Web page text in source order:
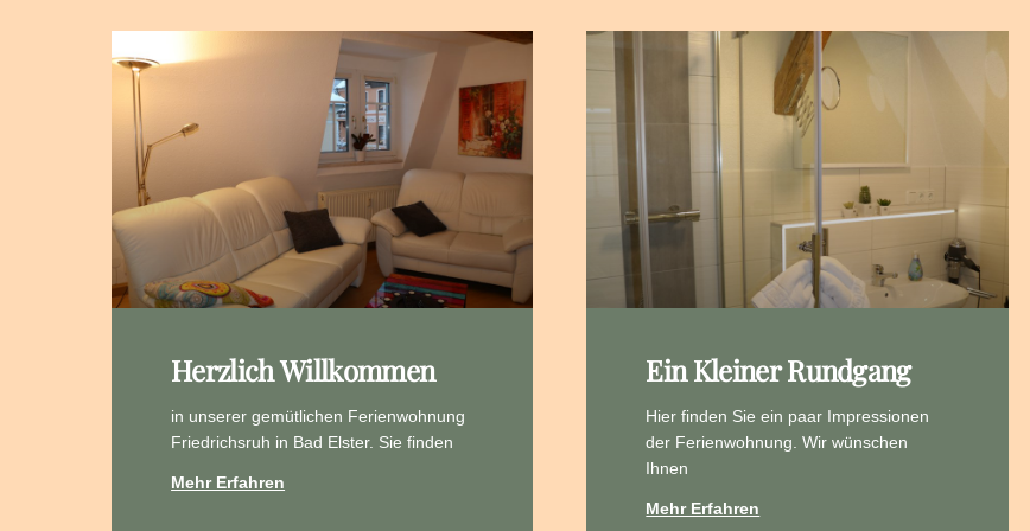
Herzlich Willkommen
in unserer gemütlichen Ferienwohnung
Friedrichsruh in Bad Elster. Sie finden
Mehr Erfahren
Ein Kleiner Rundgang
Hier finden Sie ein paar Impressionen
der Ferienwohnung. Wir wünschen
Ihnen
Mehr Erfahren